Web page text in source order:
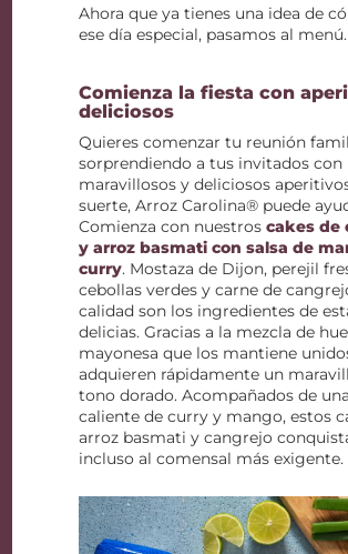
Ahora que ya tienes una idea de
ese día especial, pasamos al menú.
Comienza la fiesta con
deliciosos
Quieres comenzar tu reunión
sorprendiendo a tus invitados con
maravillosos y deliciosos
suerte, Arroz Carolina® puede
Comienza con nuestroscakes de
y arroz basmati con salsa de
curry. Mostaza de Dijon, perejil
cebollas verdes y carne de
calidad son los ingredientes de
delicias. Gracias a la mezcla de
mayonesa que los mantiene
adquieren rápidamente un
tono dorado. Acompañados de
caliente de curry y mango, estos
arroz basmati y cangrejo
incluso al comensal más exigente.